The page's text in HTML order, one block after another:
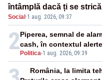
întâmplă dacă ți se
Social ·1 aug. 2026, 09:37
2 Politica-1 aug. 2026, 09:39
Piperea, semnal de
cash, în contextul
România, la limita